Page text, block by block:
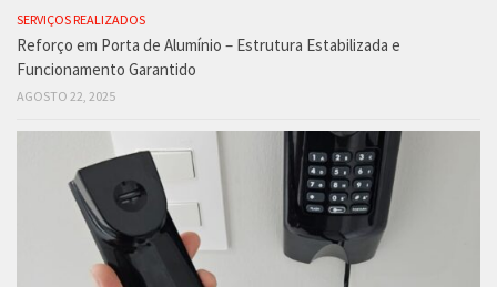
SERVIÇOS REALIZADOS
Reforço em Porta de Alumínio – Estrutura Estabilizada e
Funcionamento Garantido
AGOSTO 22, 2025